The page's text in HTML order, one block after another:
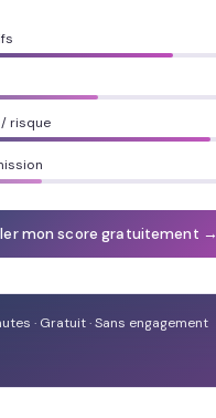
risque
mon score gratuitement →
· Gratuit · Sans engagement